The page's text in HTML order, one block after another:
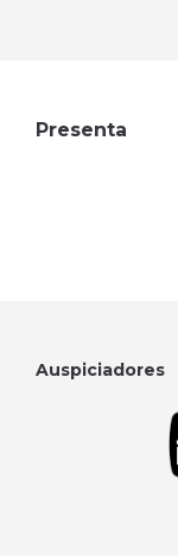
Presenta
Auspiciadores